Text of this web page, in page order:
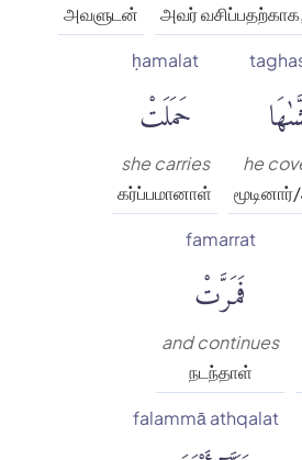
அவர்
அவளுடன்
he
ḥamalat
حَمَلَتْ
she carries
கர்ப்பமானாள்
famarrat
فَمَرَّتْ
and continues
நடந்தாள்
falammā athqalat